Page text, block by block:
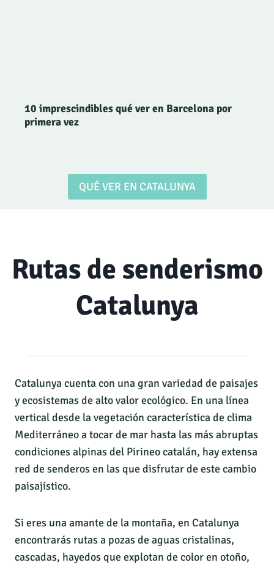
10 imprescindibles qué ver en Barcelona por
primera vez
QUÉ VER EN CATALUNYA
Rutas de senderismo
Catalunya
Catalunya cuenta con una gran variedad de paisajes
y ecosistemas de alto valor ecológico. En una línea
vertical desde la vegetación característica de clima
Mediterráneo a tocar de mar hasta las más abruptas
condiciones alpinas del Pirineo catalán, hay extensa
red de senderos en las que disfrutar de este cambio
paisajístico.
Si eres una amante de la montaña, en Catalunya
encontrarás rutas a pozas de aguas cristalinas,
cascadas, hayedos que explotan de color en otoño,